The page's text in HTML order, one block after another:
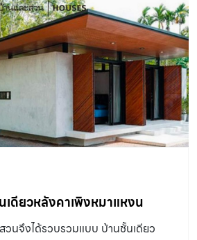
เดียวหลังคาเพิงหมาแหงน
วนจึงได้รวบรวมแบบ บ้านชั้นเดียว